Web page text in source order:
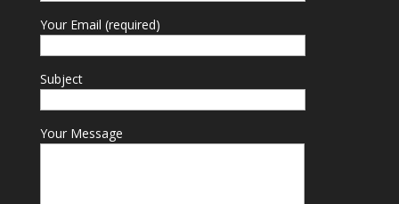
Your Email (required)
Subject
Your Message